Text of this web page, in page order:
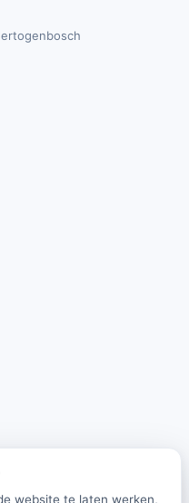
website te laten werken,